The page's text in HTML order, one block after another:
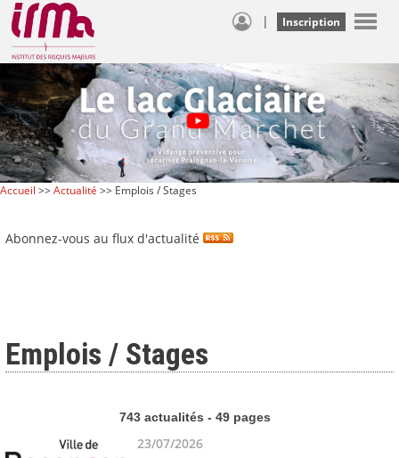
| Inscription
Accueil >>Actualité >> Emplois / Stages
Abonnez-vous au flux d'actualité
Emplois / Stages
743 actualités - 49 pages
23/07/2026